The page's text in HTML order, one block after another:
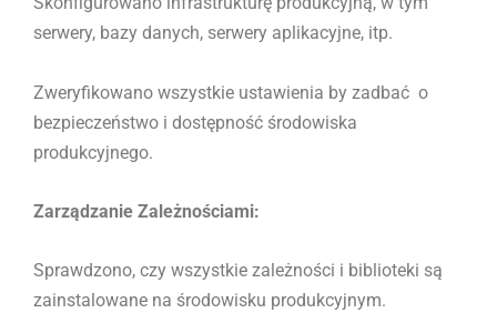
serwery, bazy danych, serwery aplikacyjne, itp.
Zweryfikowano wszystkie ustawienia by zadbać o
bezpieczeństwo i dostępność środowiska
produkcyjnego.
Zarządzanie Zależnościami:
Sprawdzono, czy wszystkie zależności i biblioteki są
zainstalowane na środowisku produkcyjnym.